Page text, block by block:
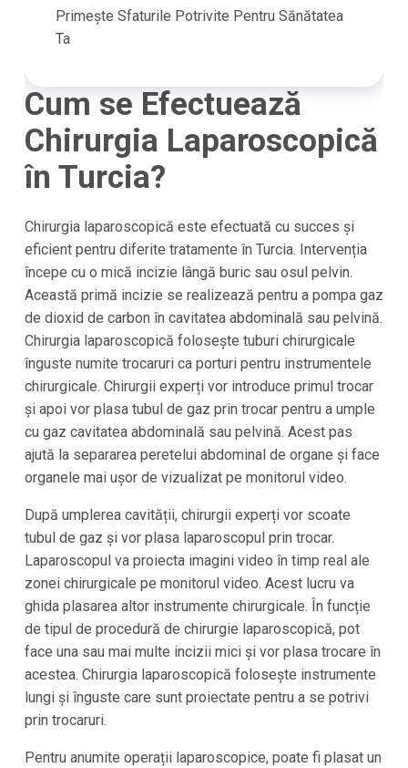
Primește Sfaturile Potrivite Pentru Sănătatea
Ta
Cum se Efectuează
Chirurgia Laparoscopică
în Turcia?
Chirurgia laparoscopică este efectuată cu succes și
eficient pentru diferite tratamente în Turcia. Intervenția
începe cu o mică incizie lângă buric sau osul pelvin.
Această primă incizie se realizează pentru a pompa gaz
de dioxid de carbon în cavitatea abdominală sau pelvină.
Chirurgia laparoscopică folosește tuburi chirurgicale
înguste numite trocaruri ca porturi pentru instrumentele
chirurgicale. Chirurgii experți vor introduce primul trocar
și apoi vor plasa tubul de gaz prin trocar pentru a umple
cu gaz cavitatea abdominală sau pelvină. Acest pas
ajută la separarea peretelui abdominal de organe și face
organele mai ușor de vizualizat pe monitorul video.
După umplerea cavității, chirurgii experți vor scoate
tubul de gaz și vor plasa laparoscopul prin trocar.
Laparoscopul va proiecta imagini video în timp real ale
zonei chirurgicale pe monitorul video. Acest lucru va
ghida plasarea altor instrumente chirurgicale. În funcție
de tipul de procedură de chirurgie laparoscopică, pot
face una sau mai multe incizii mici și vor plasa trocare în
acestea. Chirurgia laparoscopică folosește instrumente
lungi și înguste care sunt proiectate pentru a se potrivi
prin trocaruri.
Pentru anumite operații laparoscopice, poate fi plasat un